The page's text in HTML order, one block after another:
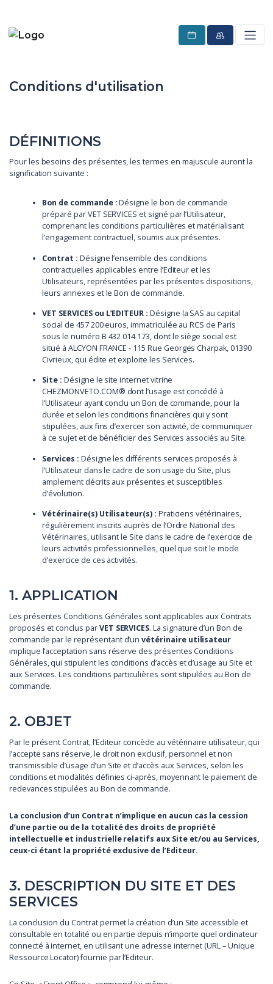
Conditions d'utilisation
DÉFINITIONS
Pour les besoins des présentes, les termes en majuscule auront la
signification suivante :
Bon de commande :Désigne le bon de commande
préparé par VET SERVICES et signé par l’Utilisateur,
comprenant les conditions particulières et matérialisant
l’engagement contractuel, soumis aux présentes.
Contrat : Désigne l’ensemble des conditions
contractuelles applicables entre l’Editeur et les
Utilisateurs, représentées par les présentes dispositions,
leurs annexes et le Bon de commande.
VET SERVICES ou L’EDITEUR : Désigne la SAS au capital
social de 457 200 euros, immatriculée au RCS de Paris
sous le numéro B 432 014 173, dont le siège social est
situé à ALCYON FRANCE - 115 Rue Georges Charpak, 01390
Civrieux, qui édite et exploite les Services.
Site : Désigne le site internet vitrine
CHEZMONVETO.COM® dont l’usage est concédé à
l’Utilisateur ayant conclu un Bon de commande, pour la
durée et selon les conditions financières qui y sont
stipulées, aux fins d’exercer son activité, de communiquer
à ce sujet et de bénéficier des Services associés au Site.
Services : Désigne les différents services proposés à
l’Utilisateur dans le cadre de son usage du Site, plus
amplement décrits aux présentes et susceptibles
d’évolution.
Vétérinaire(s) Utilisateur(s) : Praticiens vétérinaires,
régulièrement inscrits auprès de l’Ordre National des
Vétérinaires, utilisant le Site dans le cadre de l’exercice de
leurs activités professionnelles, quel que soit le mode
d’exercice de ces activités.
1. APPLICATION
Les présentes Conditions Générales sont applicables aux Contrats
proposés et conclus parVET SERVICES. La signature d’un Bon de
commande par le représentant d’unvétérinaire utilisateur
implique l’acceptation sans réserve des présentes Conditions
Générales, qui stipulent les conditions d’accès et d’usage au Site et
aux Services. Les conditions particulières sont stipulées au Bon de
commande.
2. OBJET
Par le présent Contrat, l’Editeur concède au vétérinaire utilisateur, qui
l’accepte sans réserve, le droit non exclusif, personnel et non
transmissible d’usage d’un Site et d’accès aux Services, selon les
conditions et modalités définies ci-après, moyennant le paiement de
redevances stipulées au Bon de commande.
La conclusion d’un Contrat n’implique en aucun cas la cession
d’une partie ou de la totalité des droits de propriété
intellectuelle et industrielle relatifs aux Site et/ou au Services,
ceux-ci étant la propriété exclusive de l’Editeur.
3. DESCRIPTION DU SITE ET DES
SERVICES
La conclusion du Contrat permet la création d’un Site accessible et
consultable en totalité ou en partie depuis n’importe quel ordinateur
connecté à internet, en utilisant une adresse internet (URL – Unique
Ressource Locator) fournie par l’Editeur.